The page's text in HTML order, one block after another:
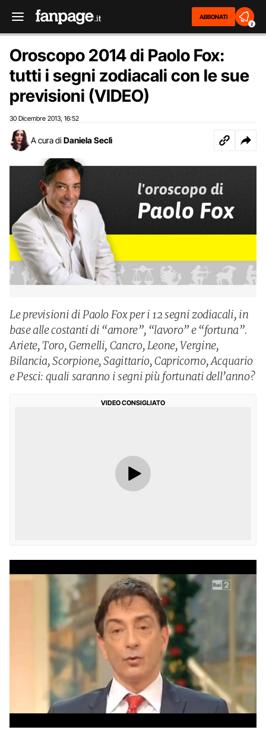
ABBONATI
2
Oroscopo 2014 di Paolo Fox:
tutti i segni zodiacali con le sue
previsioni (VIDEO)
30 Dicembre 2013 16:52
A cura di Daniela Seclì
Le previsioni di Paolo Fox per i 12 segni zodiacali, in
base alle costanti di “amore”, “lavoro” e “fortuna”.
Ariete, Toro, Gemelli, Cancro, Leone, Vergine,
Bilancia, Scorpione, Sagittario, Capricorno, Acquario
e Pesci: quali saranno i segni più fortunati dell’anno?
VIDEO CONSIGLIATO